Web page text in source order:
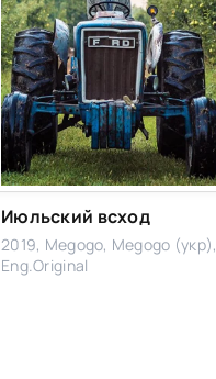
Июльский всход
2019, Megogo, Megogo (укр),
Eng.Original